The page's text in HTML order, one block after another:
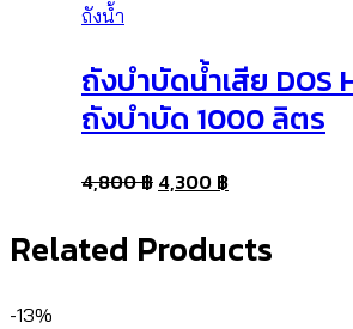
ถังน้ำ
ถังบำบัดน้ำเสีย DOS
ถังบำบัด 1000 ลิตร
4,800฿ 4,300 ฿
Related Products
-13%